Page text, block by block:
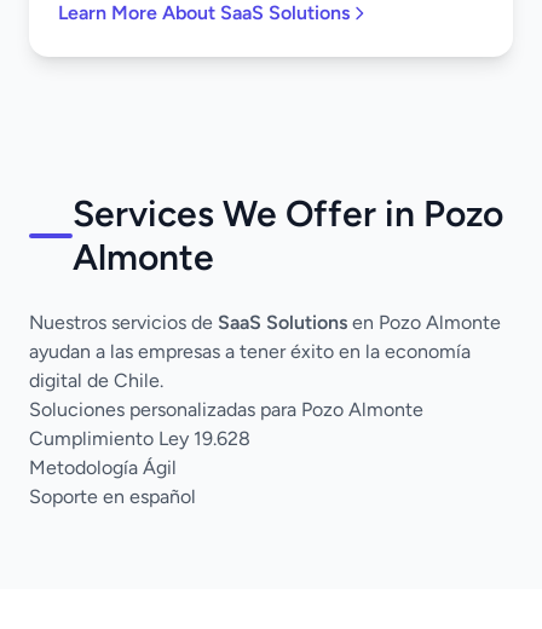
Learn More About SaaS Solutions
Services We Offer in Pozo
Almonte
Nuestros servicios de SaaS Solutions en Pozo Almonte
ayudan a las empresas a tener éxito en la economía
digital de Chile.
Soluciones personalizadas para Pozo Almonte
Cumplimiento Ley 19.628
Metodología Ágil
Soporte en español